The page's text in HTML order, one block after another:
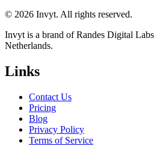
© 2026 Invyt. All rights reserved.
Invyt is a brand of Randes Digital
Netherlands.
Links
Contact Us
Pricing
Blog
Privacy Policy
Terms of Service